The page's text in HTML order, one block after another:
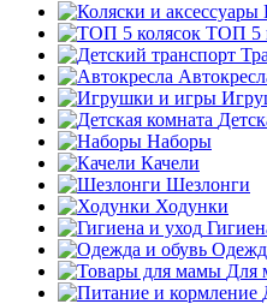
ТОП 5
Наборы
Качели
Шезлонги
Ходунки
Для